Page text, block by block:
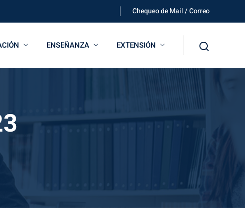
Chequeo de Mail / Correo
ENSEÑANZA EXTENSIÓN